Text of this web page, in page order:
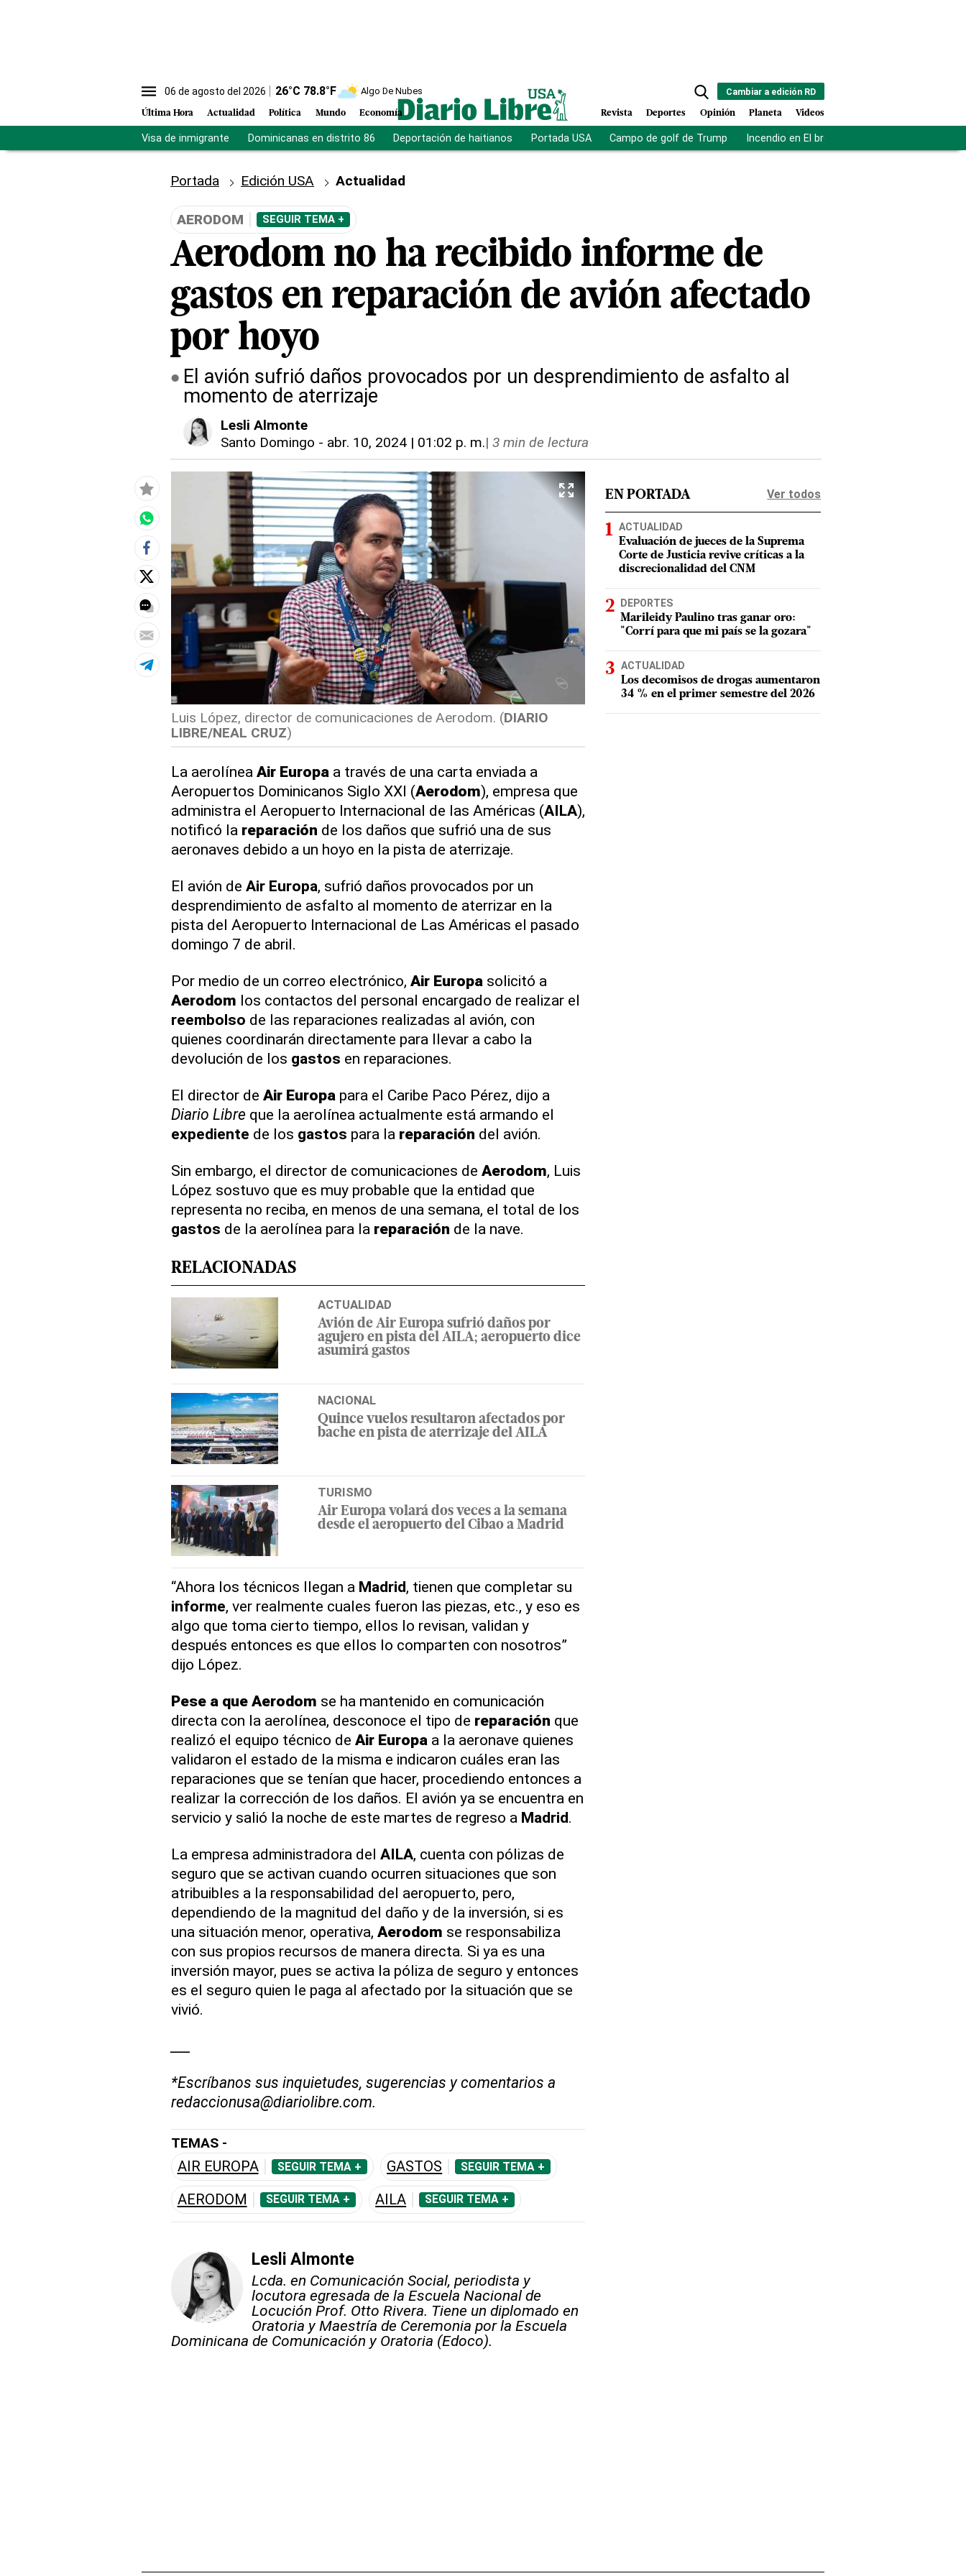
06 de agosto del 2026 26°C 78.8°F Algo De Nubes
Última Hora Actualidad Política Mundo Economía
Cambiar a edición RD
Revista Deportes Opinión Planeta Videos
Visa de inmigrante Dominicanas en distrito 86 Deportación de haitianos Portada USA Campo de golf de Trump Incendio en El bronx
Portada Edición USA Actualidad
AERODOM SEGUIR TEMA +
Aerodom no ha recibido informe de
gastos en reparación de avión afectado
por hoyo
El avión sufrió daños provocados por un desprendimiento de asfalto al
momento de aterrizaje
Lesli Almonte
Santo Domingo - abr. 10, 2024 | 01:02 p. m.| 3 min de lectura
Luis López, director de comunicaciones de Aerodom. (DIARIO
LIBRE/NEAL CRUZ)
La aerolínea Air Europaa través de una carta enviada a
Aeropuertos Dominicanos Siglo XXI (Aerodom), empresa que
administra el Aeropuerto Internacional de las Américas (AILA),
notificó la reparación de los daños que sufrió una de sus
aeronaves debido a un hoyo en la pista de aterrizaje.
El avión de Air Europa, sufrió daños provocados por un
desprendimiento de asfalto al momento de aterrizar en la
pista del Aeropuerto Internacional de Las Américas el pasado
domingo 7 de abril.
Por medio de un correo electrónico, Air Europasolicitó a
Aerodom los contactos del personal encargado de realizar el
reembolso de las reparaciones realizadas al avión, con
quienes coordinarán directamente para llevar a cabo la
devolución de los gastos en reparaciones.
El director de Air Europapara el Caribe Paco Pérez, dijo a
Diario Libre que la aerolínea actualmente está armando el
expediente de los gastos para la reparación del avión.
Sin embargo, el director de comunicaciones de Aerodom, Luis
López sostuvo que es muy probable que la entidad que
representa no reciba, en menos de una semana, el total de los
gastos de la aerolínea para la reparación de la nave.
RELACIONADAS
ACTUALIDAD
Avión de Air Europa sufrió daños por
agujero en pista del AILA; aeropuerto dice
asumirá gastos
NACIONAL
Quince vuelos resultaron afectados por
bache en pista de aterrizaje del AILA
TURISMO
Air Europa volará dos veces a la semana
desde el aeropuerto del Cibao a Madrid
“Ahora los técnicos llegan a Madrid, tienen que completar su
informe, ver realmente cuales fueron las piezas, etc., y eso es
algo que toma cierto tiempo, ellos lo revisan, validan y
después entonces es que ellos lo comparten con nosotros”
dijo López.
Pese a que Aerodom se ha mantenido en comunicación
directa con la aerolínea, desconoce el tipo de reparación que
realizó el equipo técnico de Air Europaa la aeronave quienes
validaron el estado de la misma e indicaron cuáles eran las
reparaciones que se tenían que hacer, procediendo entonces a
realizar la corrección de los daños. El avión ya se encuentra en
servicio y salió la noche de este martes de regreso a Madrid.
La empresa administradora del AILA, cuenta con pólizas de
seguro que se activan cuando ocurren situaciones que son
atribuibles a la responsabilidad del aeropuerto, pero,
dependiendo de la magnitud del daño y de la inversión, si es
una situación menor, operativa, Aerodom se responsabiliza
con sus propios recursos de manera directa. Si ya es una
inversión mayor, pues se activa la póliza de seguro y entonces
es el seguro quien le paga al afectado por la situación que se
vivió.
*Escríbanos sus inquietudes, sugerencias y comentarios a
redaccionusa@diariolibre.com.
TEMAS -
AIR EUROPA SEGUIR TEMA + GASTOS SEGUIR TEMA +
AERODOM SEGUIR TEMA + AILA SEGUIR TEMA +
Lesli Almonte
Lcda. en Comunicación Social, periodista y
locutora egresada de la Escuela Nacional de
Locución Prof. Otto Rivera. Tiene un diplomado en
Oratoria y Maestría de Ceremonia por la Escuela
Dominicana de Comunicación y Oratoria (Edoco).
EN PORTADA Ver todos
ACTUALIDAD
Evaluación de jueces de la Suprema
Corte de Justicia revive críticas a la
discrecionalidad del CNM
DEPORTES
Marileidy Paulino tras ganar oro:
"Corrí para que mi país se la gozara"
ACTUALIDAD
Los decomisos de drogas aumentaron
34 % en el primer semestre del 2026